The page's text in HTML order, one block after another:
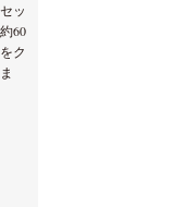
ッ
60
ク